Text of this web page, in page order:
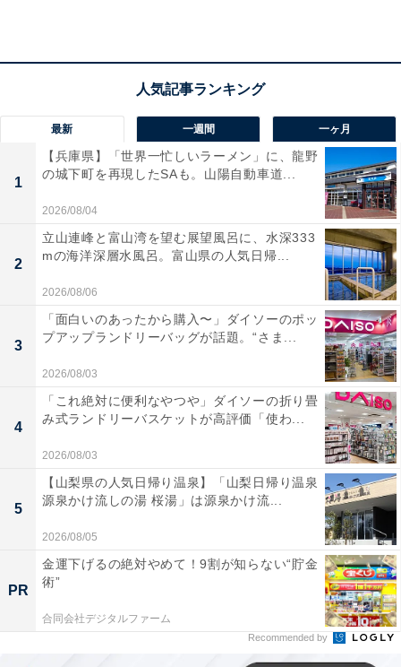
「難関私大の代表としてその長い歴史の中で高い評
価を受けている印象です。『早稲田に合格した』と
聞けば、多くの人がすぐにすごいと感じるのではな
いでしょうか。親戚や知人に報告したときも、その
努力や実力が自然と伝わりそうです。知名度が高
く、社会的な評価も安定しているため、親としても
胸も張って話せる存在だと思います。努力の結果が
分かりやすく評価される大学だと感じるからです」
（30代女性／埼玉県）
「知名度が高い分華やかに見える」（40代女性／福
島県）
最新 一週間 一ヶ月
1
【兵庫県】「世界一忙しいラーメン」に、龍野
の城下町を再現したSAも。山陽自動車道...
2026/08/04
2
立山連峰と富山湾を望む展望風呂に、水深333
mの海洋深層水風呂。富山県の人気日帰...
2026/08/06
3
「面白いのあったから購入〜」ダイソーのポッ
プアップランドリーバッグが話題。“さま...
2026/08/03
4
「これ絶対に便利なやつや」ダイソーの折り畳
み式ランドリーバスケットが高評価「使わ...
2026/08/03
5
【山梨県の人気日帰り温泉】「山梨日帰り温泉
源泉かけ流しの湯 桜湯」は源泉かけ流...
2026/08/05
PR
金運下げるの絶対やめて！9割が知らない“貯金
術”
合同会社デジタルファーム
Recommended by